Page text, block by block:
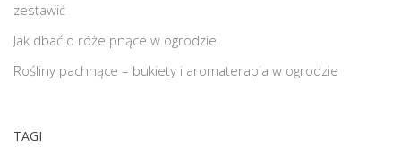
zestawić
Jak dbać o róże pnące w ogrodzie
Rośliny pachnące – bukiety i aromaterapia w ogrodzie
TAGI